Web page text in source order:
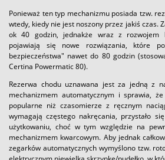
Ponieważ ten typ mechanizmu posiada tzw.
wtedy, kiedy nie jest noszony przez jakiś czas.
ok 40 godzin, jednakże wraz z rozwojem
pojawiają się nowe rozwiązania, które
bezpieczeństwa" nawet do 80 godzin
Certina Powermatic 80).
Rezerwa chodu uznawana jest za jedną z
mechanizmem automatycznym i sprawia,
popularne niż czasomierze z ręcznym
wymagają częstego nakręcania, przystało
użytkowaniu, choć w tym względzie na
mechanizmem kwarcowym. Aby jednak
zegarków automatycznych wymyślono tzw.